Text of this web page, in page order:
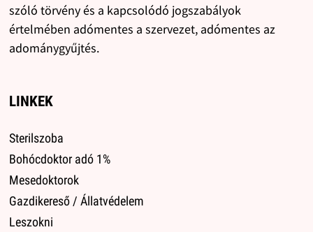
szóló törvény és a kapcsolódó jogszabályok
értelmében adómentes a szervezet, adómentes az
adománygyűjtés.
LINKEK
Sterilszoba
Bohócdoktor adó 1%
Mesedoktorok
Gazdikereső / Állatvédelem
Leszokni